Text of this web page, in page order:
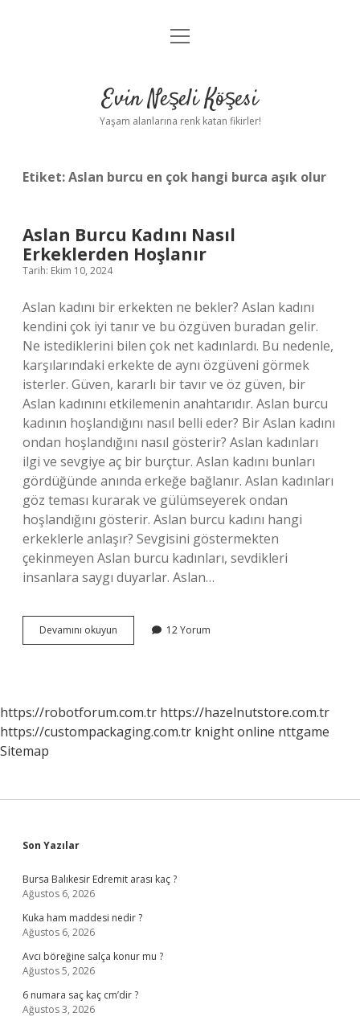
Anasayfa
Yasal Uyarı
menüyü
Evin Neşeli Köşesi
Yaşam alanlarına renk katan fikirler!
Etiket:Aslan burcu en çok hangi burca aşık olur
Aslan Burcu Kadını Nasıl
Erkeklerden Hoşlanır
Tarih: Ekim 10, 2024
Aslan kadını bir erkekten ne bekler? Aslan kadını
kendini çok iyi tanır ve bu özgüven buradan gelir.
Ne istediklerini bilen çok net kadınlardı. Bu nedenle,
karşılarındaki erkekte de aynı özgüveni görmek
isterler. Güven, kararlı bir tavır ve öz güven, bir
Aslan kadınını etkilemenin anahtarıdır. Aslan burcu
kadının hoşlandığını nasıl belli eder? Bir Aslan kadını
ondan hoşlandığını nasıl gösterir? Aslan kadınları
ilgi ve sevgiye aç bir burçtur. Aslan kadını bunları
gördüğünde anında erkeğe bağlanır. Aslan kadınları
göz teması kurarak ve gülümseyerek ondan
hoşlandığını gösterir. Aslan burcu kadını hangi
erkeklerle anlaşır? Sevgisini göstermekten
çekinmeyen Aslan burcu kadınları, sevdikleri
insanlara saygı duyarlar. Aslan…
Devamını okuyun
Burcu
12 Yorum
https://robotforum.com.tr https://hazelnutstore.com.tr
https://custompackaging.com.tr knight online nttgame
Sitemap
Sidebar
Son Yazılar
Bursa Balıkesir Edremit arası kaç ?
Ağustos 6, 2026
Kuka ham maddesi nedir ?
Ağustos 6, 2026
Avcı böreğine salça konur mu ?
Ağustos 5, 2026
6 numara saç kaç cm’dir ?
Ağustos 3, 2026